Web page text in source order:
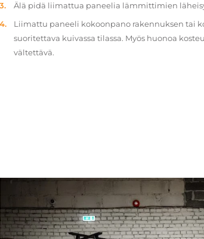
Älä pidä liimattua paneelia lämmittimien
Liimattu paneeli kokoonpano rakennuksen tai
suoritettava kuivassa tilassa. Myös huonoa
vältettävä.